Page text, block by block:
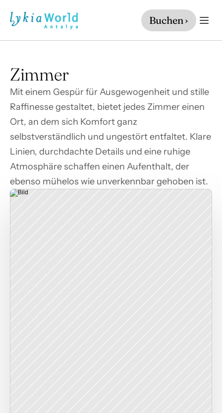
Zimmer
Mit einem Gespür für Ausgewogenheit und stille
Raffinesse gestaltet, bietet jedes Zimmer einen
Ort, an dem sich Komfort ganz
selbstverständlich und ungestört entfaltet. Klare
Linien, durchdachte Details und eine ruhige
Atmosphäre schaffen einen Aufenthalt, der
ebenso mühelos wie unverkennbar gehoben ist.
Buchen ›